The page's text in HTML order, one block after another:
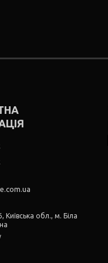
Київська обл., м. Біла